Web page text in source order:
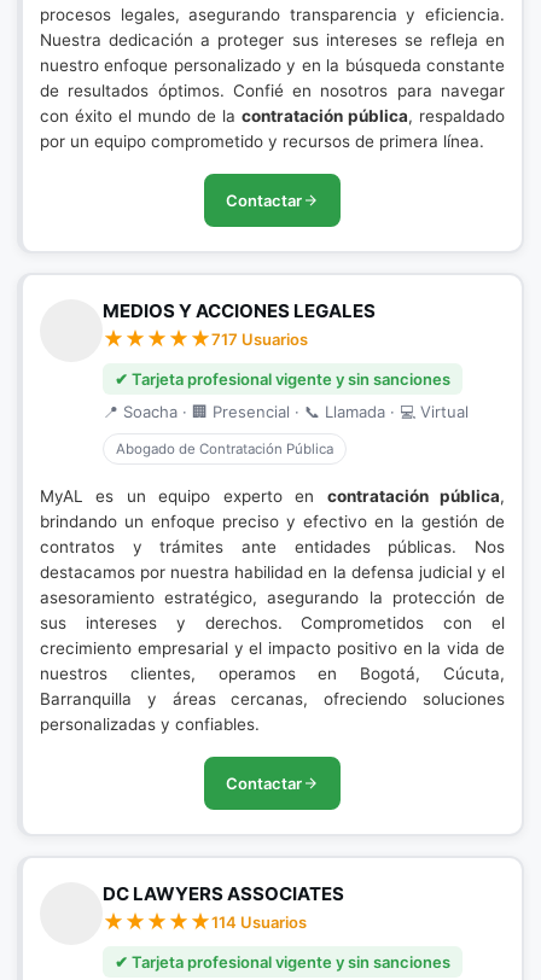
procesos legales, asegurando transparencia y eficiencia.
Nuestra dedicación a proteger sus intereses se refleja en
nuestro enfoque personalizado y en la búsqueda constante
de resultados óptimos. Confié en nosotros para navegar
con éxito el mundo de la contratación pública, respaldado
por un equipo comprometido y recursos de primera línea.
Contactar
MEDIOS Y ACCIONES LEGALES
717 Usuarios
✔ Tarjeta profesional vigente y sin sanciones
📍 Soacha · 🏢 Presencial · 📞 Llamada · 💻 Virtual
Abogado de Contratación Pública
MyAL es un equipo experto en contratación pública,
brindando un enfoque preciso y efectivo en la gestión de
contratos y trámites ante entidades públicas. Nos
destacamos por nuestra habilidad en la defensa judicial y el
asesoramiento estratégico, asegurando la protección de
sus intereses y derechos. Comprometidos con el
crecimiento empresarial y el impacto positivo en la vida de
nuestros clientes, operamos en Bogotá, Cúcuta,
Barranquilla y áreas cercanas, ofreciendo soluciones
personalizadas y confiables.
Contactar
DC LAWYERS ASSOCIATES
114 Usuarios
✔ Tarjeta profesional vigente y sin sanciones